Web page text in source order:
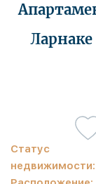
Статус
недвижимости: